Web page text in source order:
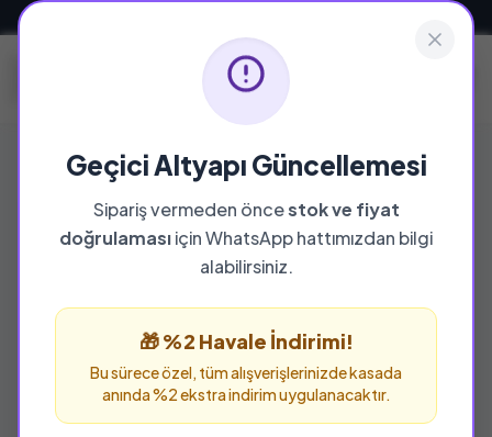
Geçici Altyapı Güncellemesi
Sipariş vermeden öncestok ve fiyat
doğrulamasıiçin WhatsApp hattımızdan bilgi
alabilirsiniz.
🎁 %2 Havale İndirimi!
Bu sürece özel, tüm alışverişlerinizde kasada
anında %2 ekstra indirim uygulanacaktır.